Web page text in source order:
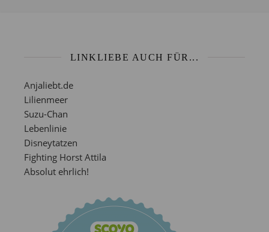
LINKLIEBE AUCH FÜR...
Anjaliebt.de
Lilienmeer
Suzu-Chan
Lebenlinie
Disneytatzen
Fighting Horst Attila
Absolut ehrlich!